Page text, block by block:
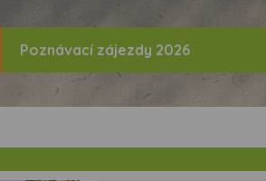
Poznávací zájezdy 2026